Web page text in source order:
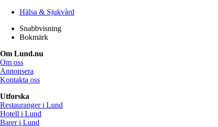
Hälsa & Sjukvård
Snabbvisning
Bokmärk
Om Lund.nu
Om oss
Annonsera
Kontakta oss
Utforska
Restauranger i Lund
Hotell i Lund
Barer i Lund